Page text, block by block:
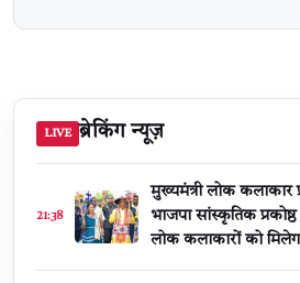
LIVE ब्रेकिंग न्यूज़
21:38
मुख्यमंत्री लोक कलाकार
भाजपा सांस्कृतिक
लोक कलाकारों को